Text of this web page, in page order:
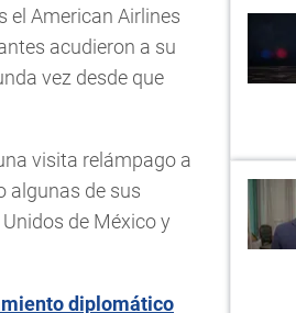
el American Airlines
acudieron a su
vez desde que
visita relámpago a
algunas de sus
de México y
diplomático